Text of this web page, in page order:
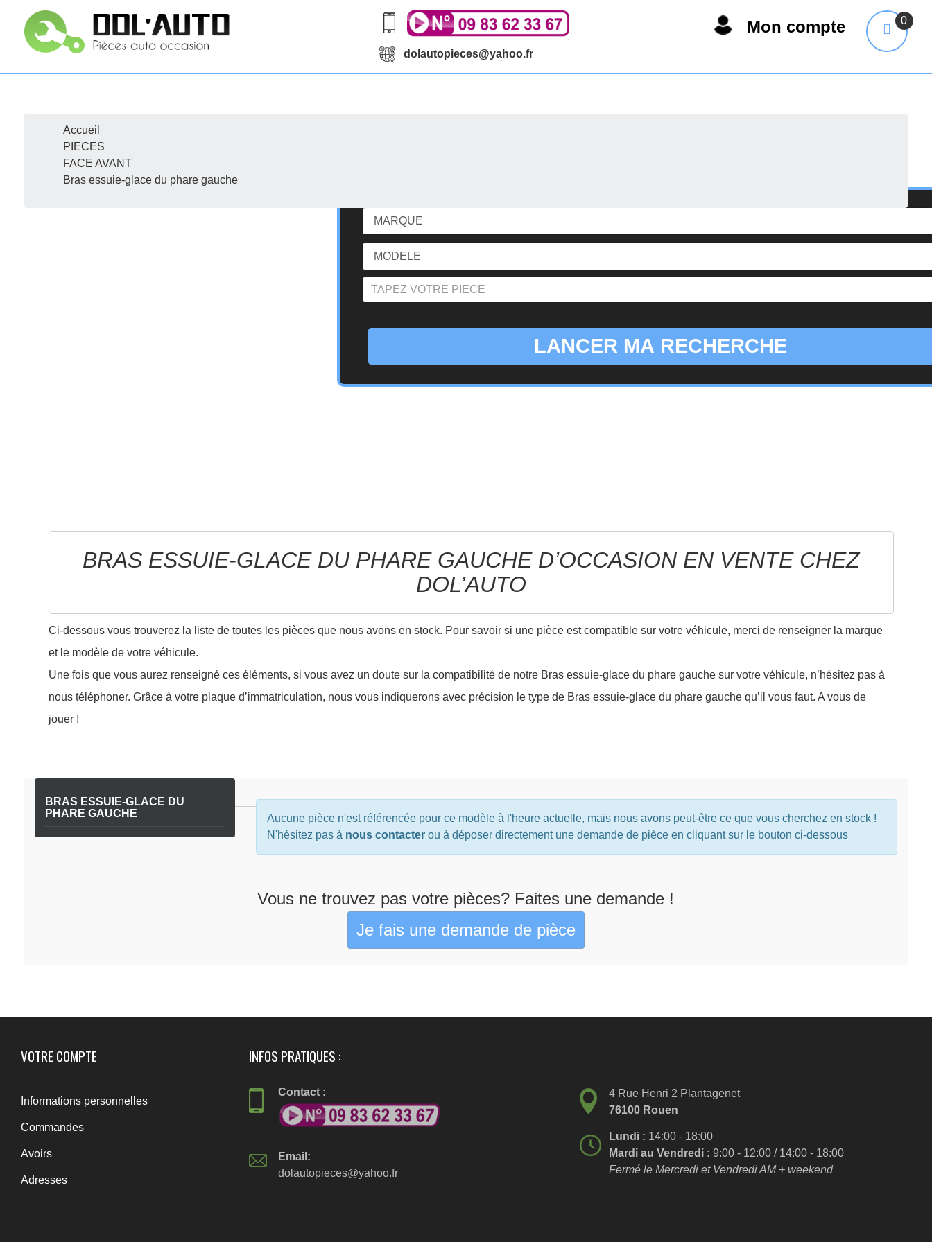
dolautopieces@yahoo.fr
0
Mon compte
LANCER MA RECHERCHE
Accueil
PIECES
FACE AVANT
Bras essuie-glace du phare gauche
BRAS ESSUIE-GLACE DU PHARE GAUCHE D’OCCASION EN VENTE CHEZ
DOL’AUTO
Ci-dessous vous trouverez la liste de toutes les pièces que nous avons en stock. Pour savoir si une pièce est compatible sur votre véhicule, merci de renseigner la marque
et le modèle de votre véhicule.
Une fois que vous aurez renseigné ces éléments, si vous avez un doute sur la compatibilité de notre Bras essuie-glace du phare gauche sur votre véhicule, n’hésitez pas à
nous téléphoner. Grâce à votre plaque d’immatriculation, nous vous indiquerons avec précision le type de Bras essuie-glace du phare gauche qu’il vous faut. A vous de
jouer !
BRAS ESSUIE-GLACE DU
PHARE GAUCHE
Aucune pièce n'est référencée pour ce modèle à l'heure actuelle, mais nous avons peut-être ce que vous cherchez en stock !
N'hésitez pas à nous contacterou à déposer directement une demande de pièce en cliquant sur le bouton ci-dessous
Vous ne trouvez pas votre pièces? Faites une demande !
VOTRE COMPTE
Informations personnelles
Commandes
Avoirs
Adresses
INFOS PRATIQUES :
Contact :
Email:
dolautopieces@yahoo.fr
4 Rue Henri 2 Plantagenet
76100 Rouen
Lundi : 14:00 - 18:00
Mardi au Vendredi : 9:00 - 12:00 / 14:00 - 18:00
Fermé le Mercredi et Vendredi AM + weekend